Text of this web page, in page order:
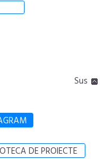
Sus
DE PROIECTE